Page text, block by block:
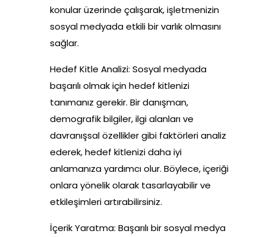
konular üzerinde çalışarak, işletmenizin
sosyal medyada etkili bir varlık olmasını
sağlar.
Hedef Kitle Analizi: Sosyal medyada
başarılı olmak için hedef kitlenizi
tanımanız gerekir. Bir danışman,
demografik bilgiler, ilgi alanları ve
davranışsal özellikler gibi faktörleri analiz
ederek, hedef kitlenizi daha iyi
anlamanıza yardımcı olur. Böylece, içeriği
onlara yönelik olarak tasarlayabilir ve
etkileşimleri artırabilirsiniz.
İçerik Yaratma: Başarılı bir sosyal medya